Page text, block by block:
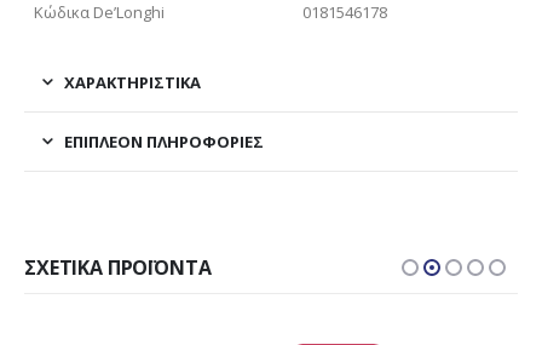
Κώδικα De’Longhi 0181546178
ΧΑΡΑΚΤΗΡΙΣΤΙΚΑ
ΕΠΙΠΛΈΟΝ ΠΛΗΡΟΦΟΡΊΕΣ
ΣΧΕΤΙΚΆ ΠΡΟΪΌΝΤΑ